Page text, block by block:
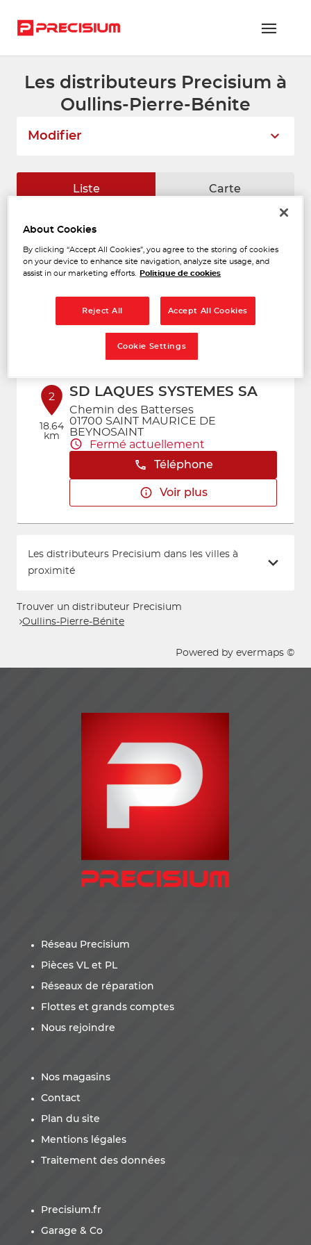
RÉSEAU PRECISIUM
ESPACE ADHÉRENT
Les distributeurs Precisium à
Oullins-Pierre-Bénite
Modifier
Liste Carte
18.64
RAINBOW REFINISH
Chemin des Batterses
01700 SAINT MAURICE DE
BEYNOSAINT
Téléphone
Voir plus
2
18.64
km
SD LAQUES SYSTEMES SA
Chemin des Batterses
01700 SAINT MAURICE DE
BEYNOSAINT
Fermé actuellement
Téléphone
Voir plus
Les distributeurs Precisium dans les villes à
proximité
Trouver un distributeur Precisium
Oullins-Pierre-Bénite
Powered by evermaps ©
Réseau Precisium
Pièces VL et PL
Réseaux de réparation
Flottes et grands comptes
Nous rejoindre
Nos magasins
Contact
Plan du site
Mentions légales
Traitement des données
Precisium.fr
Garage & Co
About Cookies
By clicking “Accept All Cookies”, you agree to the storing of cookies
on your device to enhance site navigation, analyze site usage, and
assist in our marketing efforts.
Politique de cookies
Reject All Accept All Cookies
Cookie Settings